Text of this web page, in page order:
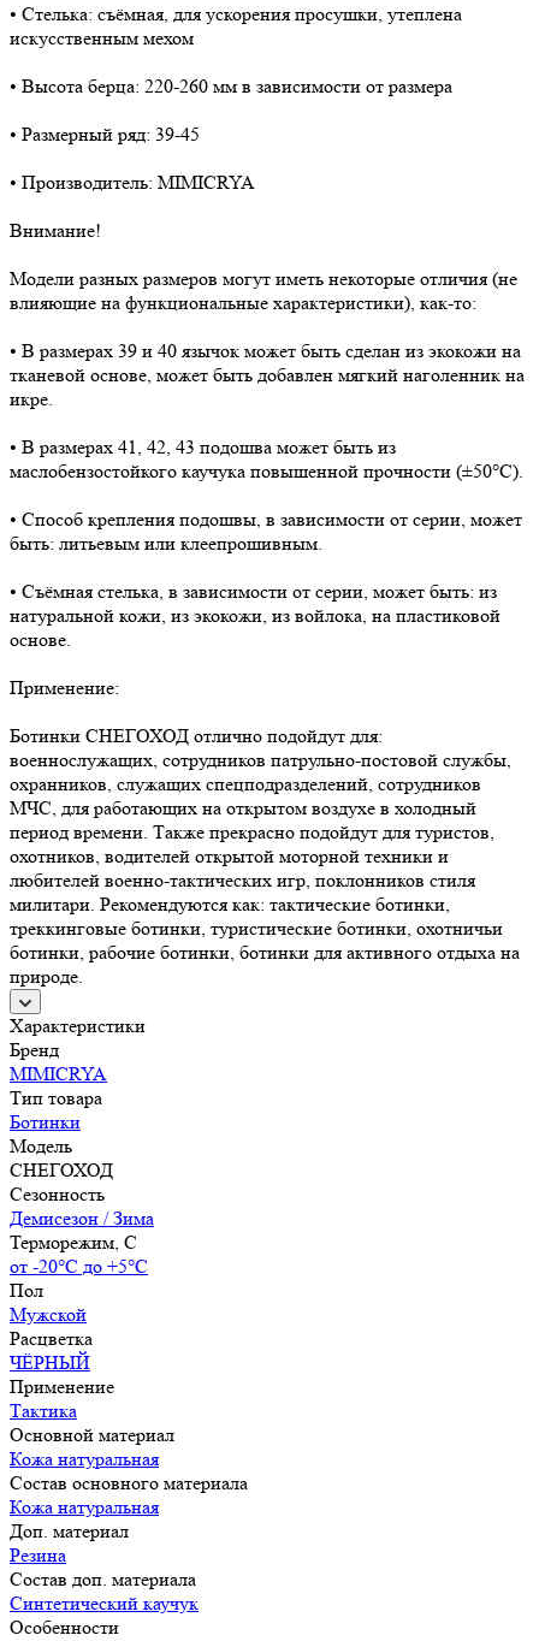
• Стелька: съёмная, для ускорения просушки, утеплена
искусственным мехом
• Высота берца: 220-260 мм в зависимости от размера
• Размерный ряд: 39-45
• Производитель: MIMICRYA
Внимание!
Модели разных размеров могут иметь некоторые отличия (не
влияющие на функциональные характеристики), как-то:
• В размерах 39 и 40 язычок может быть сделан из экокожи на
тканевой основе, может быть добавлен мягкий наголенник на
икре.
• В размерах 41, 42, 43 подошва может быть из
маслобензостойкого каучука повышенной прочности (±50°C).
• Способ крепления подошвы, в зависимости от серии, может
быть: литьевым или клеепрошивным.
• Съёмная стелька, в зависимости от серии, может быть: из
натуральной кожи, из экокожи, из войлока, на пластиковой
основе.
Применение:
Ботинки СНЕГОХОД отлично подойдут для:
военнослужащих, сотрудников патрульно-постовой службы,
охранников, служащих спецподразделений, сотрудников
МЧС, для работающих на открытом воздухе в холодный
период времени. Также прекрасно подойдут для туристов,
охотников, водителей открытой моторной техники и
любителей военно-тактических игр, поклонников стиля
милитари. Рекомендуются как: тактические ботинки,
треккинговые ботинки, туристические ботинки, охотничьи
ботинки, рабочие ботинки, ботинки для активного отдыха на
природе.
Характеристики
Бренд
MIMICRYA
Тип товара
Ботинки
Модель
СНЕГОХОД
Сезонность
Демисезон / Зима
Терморежим, C
от -20°С до +5°С
Пол
Мужской
Расцветка
ЧЁРНЫЙ
Применение
Тактика
Основной материал
Кожа натуральная
Состав основного материала
Кожа натуральная
Доп. материал
Резина
Состав доп. материала
Синтетический каучук
Особенности